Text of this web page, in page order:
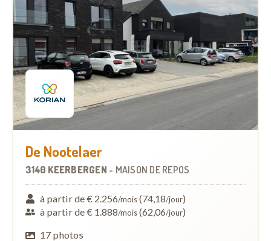
De Nootelaer
3140 KEERBERGEN - MAISON DE REPOS
à partir de € 2.256/mois(74,18/jour)
à partir de € 1.888/mois(62,06/jour)
17 photos